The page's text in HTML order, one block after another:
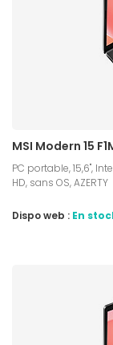
MSI Modern 15
PC portable, 15,6",
HD, sans OS, AZERTY
Dispo web : En